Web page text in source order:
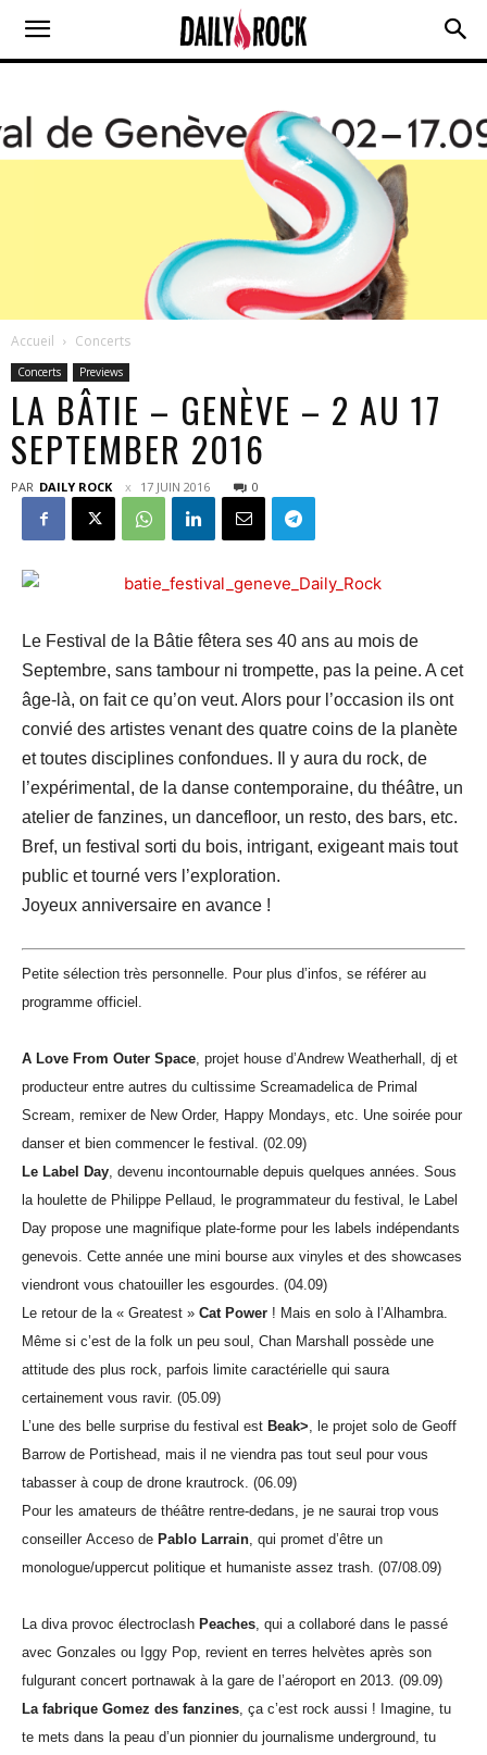
Accueil Concerts
Concerts Previews
LA BÂTIE – GENÈVE – 2 AU 17
SEPTEMBER 2016
PAR DAILY ROCK 17 JUIN 2016 0
Le Festival de la Bâtie fêtera ses 40 ans au mois de
Septembre, sans tambour ni trompette, pas la peine. A cet
âge-là, on fait ce qu’on veut. Alors pour l’occasion ils ont
convié des artistes venant des quatre coins de la planète
et toutes disciplines confondues. Il y aura du rock, de
l’expérimental, de la danse contemporaine, du théâtre, un
atelier de fanzines, un dancefloor, un resto, des bars, etc.
Bref, un festival sorti du bois, intrigant, exigeant mais tout
public et tourné vers l’exploration.
Joyeux anniversaire en avance !
Petite sélection très personnelle. Pour plus d’infos, se référer au
programme officiel.
A Love From Outer Space , projet house d’Andrew Weatherhall, dj et
producteur entre autres du cultissime Screamadelica de Primal
Scream, remixer de New Order, Happy Mondays, etc. Une soirée pour
danser et bien commencer le festival. (02.09)
Le Label Day , devenu incontournable depuis quelques années. Sous
la houlette de Philippe Pellaud, le programmateur du festival, le Label
Day propose une magnifique plate-forme pour les labels indépendants
genevois. Cette année une mini bourse aux vinyles et des showcases
viendront vous chatouiller les esgourdes. (04.09)
Le retour de la « Greatest » Cat Power ! Mais en solo à l’Alhambra.
Même si c’est de la folk un peu soul, Chan Marshall possède une
attitude des plus rock, parfois limite caractérielle qui saura
certainement vous ravir. (05.09)
L’une des belle surprise du festival est Beak> , le projet solo de Geoff
Barrow de Portishead, mais il ne viendra pas tout seul pour vous
tabasser à coup de drone krautrock. (06.09)
Pour les amateurs de théâtre rentre-dedans, je ne saurai trop vous
conseiller Acceso de Pablo Larrain , qui promet d’être un
monologue/uppercut politique et humaniste assez trash. (07/08.09)
La diva provoc électroclash Peaches , qui a collaboré dans le passé
avec Gonzales ou Iggy Pop, revient en terres helvètes après son
fulgurant concert portnawak à la gare de l’aéroport en 2013. (09.09)
La fabrique Gomez des fanzines , ça c’est rock aussi ! Imagine, tu
te mets dans la peau d’un pionnier du journalisme underground, tu